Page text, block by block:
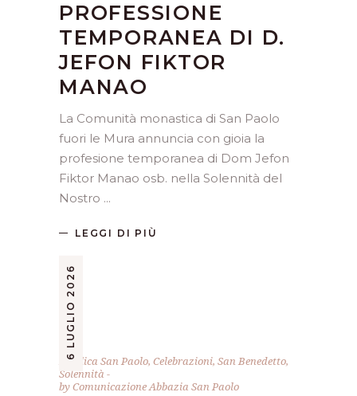
PROFESSIONE
TEMPORANEA DI D.
JEFON FIKTOR
MANAO
La Comunità monastica di San Paolo
fuori le Mura annuncia con gioia la
profesione temporanea di Dom Jefon
Fiktor Manao osb. nella Solennità del
Nostro
LEGGI DI PIÙ
6 LUGLIO 2026
Basilica San Paolo, Celebrazioni, San Benedetto,
Solennità
byComunicazione Abbazia San Paolo